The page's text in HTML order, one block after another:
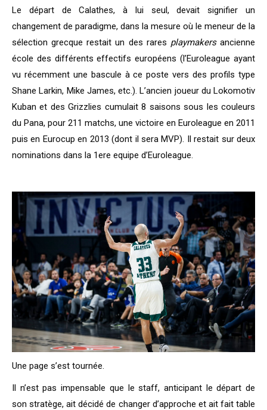
Le départ de Calathes, à lui seul, devait signifier un
changement de paradigme, dans la mesure où le meneur de la
sélection grecque restait un des rares playmakersancienne
école des différents effectifs européens (l’Euroleague ayant
vu récemment une bascule à ce poste vers des profils type
Shane Larkin, Mike James, etc.). L’ancien joueur du Lokomotiv
Kuban et des Grizzlies cumulait 8 saisons sous les couleurs
du Pana, pour 211 matchs, une victoire en Euroleague en 2011
puis en Eurocup en 2013 (dont il sera MVP). Il restait sur deux
nominations dans la 1ere equipe d’Euroleague.
Une page s’est tournée.
Il n’est pas impensable que le staff, anticipant le départ de
son stratège, ait décidé de changer d’approche et ait fait table